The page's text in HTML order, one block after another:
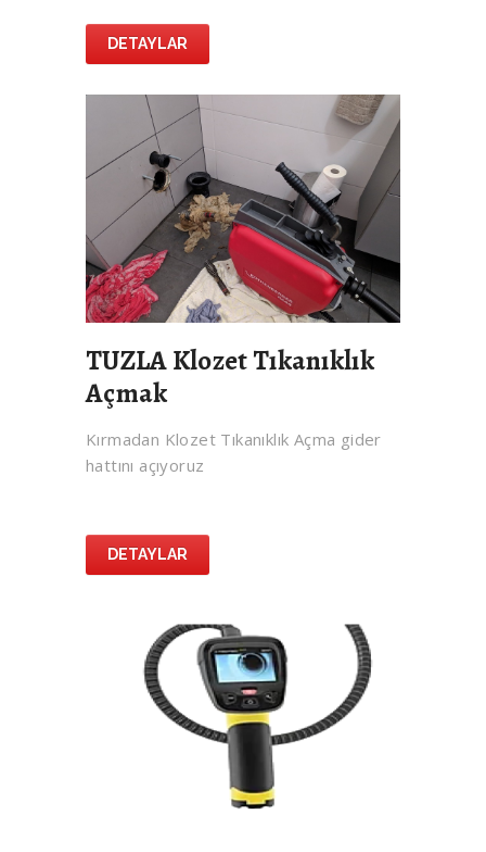
DETAYLAR
TUZLA Klozet Tıkanıklık
Açmak
Kırmadan Klozet Tıkanıklık Açma gider
hattını açıyoruz
DETAYLAR